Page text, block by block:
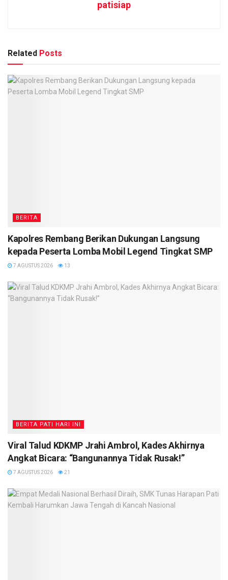
patisiap
Related Posts
BERITA
Kapolres Rembang Berikan Dukungan Langsung
kepada Peserta Lomba Mobil Legend Tingkat SMP
7 AGUSTUS 2026 13
BERITA PATI HARI INI
Viral Talud KDKMP Jrahi Ambrol, Kades Akhirnya
Angkat Bicara: “Bangunannya Tidak Rusak!”
7 AGUSTUS 2026 21